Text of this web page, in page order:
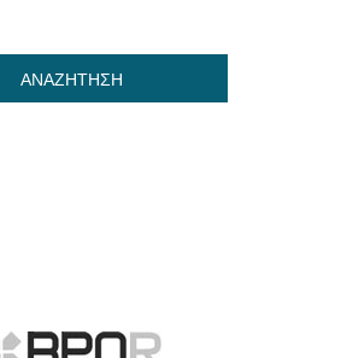
ΑΝΑΖΗΤΗΣΗ